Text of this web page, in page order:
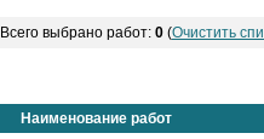
Всего выбрано работ: 0 (Очистить
Наименование работ